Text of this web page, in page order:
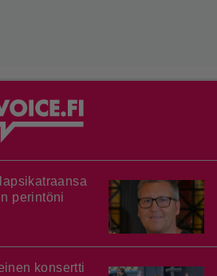
perintöni
konsertti